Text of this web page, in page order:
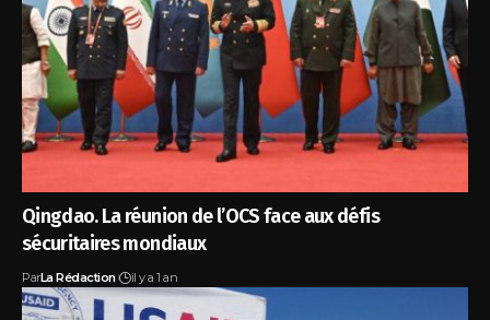
Qingdao. La réunion de l’OCS face aux défis
sécuritaires mondiaux
ParLa Rédaction il y a 1 an